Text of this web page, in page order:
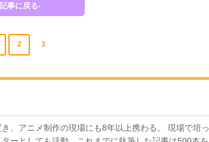
事に戻る-
2 3
、アニメ制作の現場にも8年以上携わる。 現場で培っ